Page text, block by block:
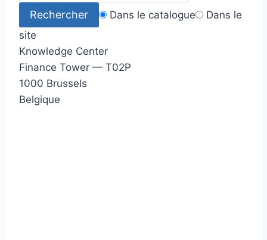
Dans le catalogue
Dans le
site
Knowledge Center
Finance Tower — T02P
1000 Brussels
Belgique